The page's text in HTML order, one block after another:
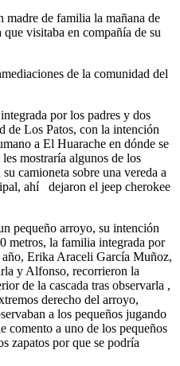
madre de familia la mañana de
que visitaba en compañía de su
de la comunidad del
por los padres y dos
de Los Patos, con la intención
a El Huarache en dónde se
mostraría algunos de los
camioneta sobre una vereda a
ahí dejaron el jeep cherokee
pequeño arroyo, su intención
metros, la familia integrada por
Erika Araceli García Muñoz,
y Alfonso, recorrieron la
de la cascada tras observarla ,
derecho del arroyo,
a los pequeños jugando
comento a uno de los pequeños
zapatos por que se podría